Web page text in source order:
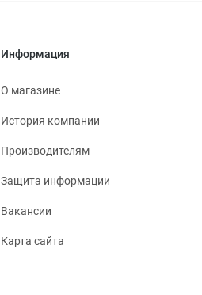
Информация
О магазине
История компании
Производителям
Защита информации
Вакансии
Карта сайта